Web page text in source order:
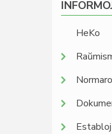
HeKo
Normaro
Establoj